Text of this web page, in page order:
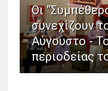
Οι
συνεχίζουν
Αύγουστο -
περιοδείας